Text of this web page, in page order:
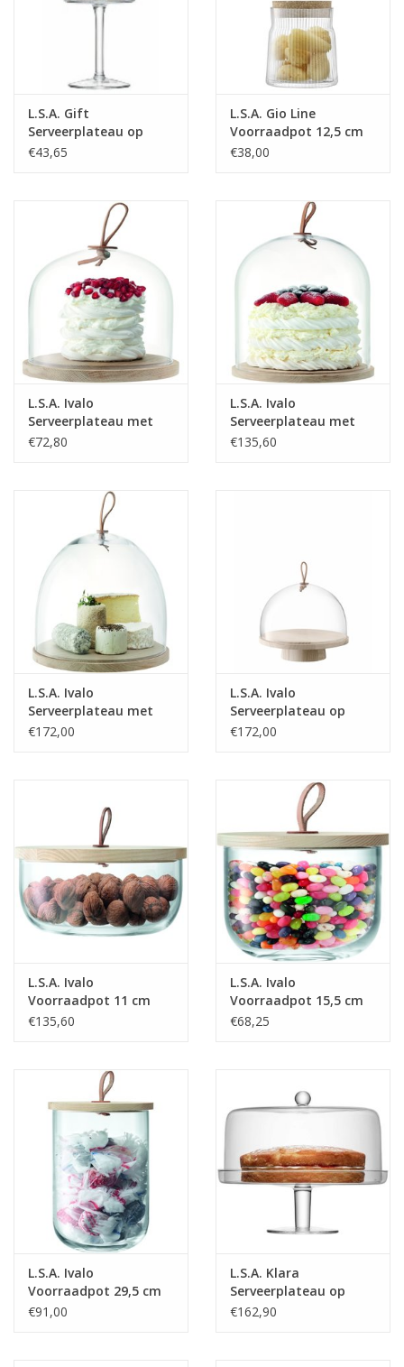
L.S.A. Gift
Serveerplateau op
Voet met Stolp ø 11
€43,65
L.S.A. Gio Line
Voorraadpot 12,5 cm
€38,00
L.S.A. Ivalo
Serveerplateau met
Stolp ø 15 cm
€72,80
L.S.A. Ivalo
Serveerplateau met
Stolp ø 22 cm
€135,60
L.S.A. Ivalo
Serveerplateau met
Stolp ø 32 cm
€172,00
L.S.A. Ivalo
Serveerplateau op
Voet met Stolp ø 28
€172,00
L.S.A. Ivalo
Voorraadpot 11 cm
€135,60
L.S.A. Ivalo
Voorraadpot 15,5 cm
€68,25
L.S.A. Ivalo
Voorraadpot 29,5 cm
€91,00
L.S.A. Klara
Serveerplateau op
Voet met Stolp ø 33
€162,90